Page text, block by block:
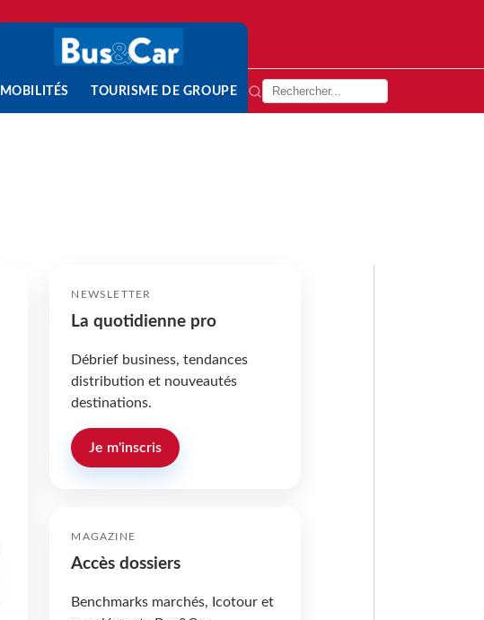
MOBILITÉS TOURISME DE GROUPE
NEWSLETTER
La quotidienne pro
Débrief business, tendances
distribution et nouveautés
destinations.
Je m'inscris
MAGAZINE
Accès dossiers
Benchmarks marchés, Icotour et